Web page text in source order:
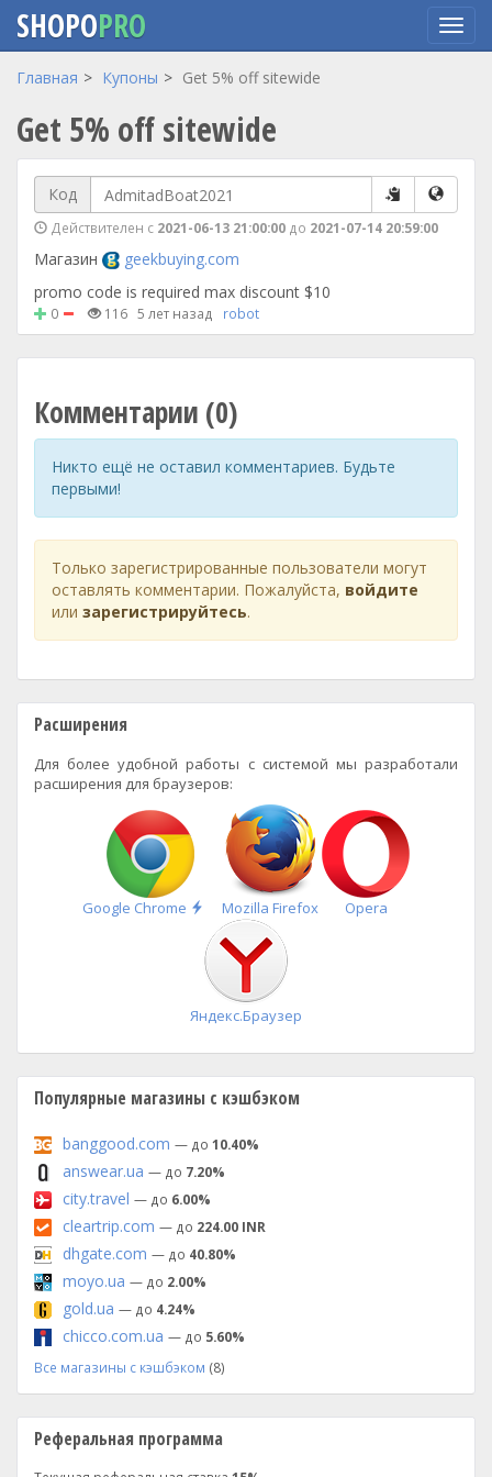
Перейти
основному
содержанию
SHOPOPRO
Главная Купоны Get 5% off sitewide
Get 5% off sitewide
Код
Действителен с 2021-06-13 21:00:00 до 2021-07-14 20:59:00
Магазин
geekbuying.com
promo code is required max discount $10
0 116 5 лет назад robot
Комментарии (0)
Никто ещё не оставил комментариев. Будьте
первыми!
Только зарегистрированные пользователи могут
оставлять комментарии. Пожалуйста, войдите
или зарегистрируйтесь.
Расширения
Для более удобной работы с системой мы разработали
расширения для браузеров:
Google Chrome
Быстрая
установка
Mozilla Firefox Opera
Яндекс.Браузер
Популярные магазины с кэшбэком
banggood.com — до 10.40%
answear.ua — до 7.20%
city.travel — до 6.00%
cleartrip.com — до 224.00 INR
dhgate.com — до 40.80%
moyo.ua — до 2.00%
gold.ua — до 4.24%
chicco.com.ua — до 5.60%
Все магазины с кэшбэком (8)
Реферальная программа